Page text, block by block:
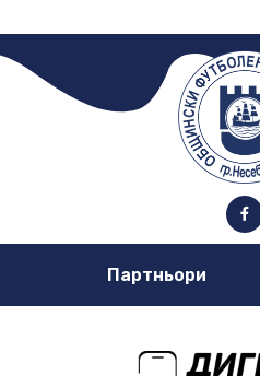
Партньори